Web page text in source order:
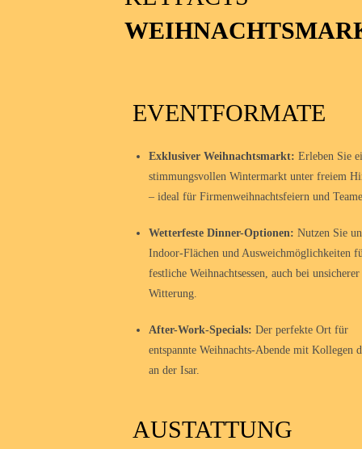
EVENTFORMATE
Exklusiver Weihnachtsmarkt: Erleben Sie
stimmungsvollen Wintermarkt unter freiem
– ideal für Firmenweihnachtsfeiern und
Wetterfeste Dinner-Optionen: Nutzen Sie
Indoor-Flächen und Ausweichmöglichkeiten
festliche Weihnachtsessen, auch bei unsicherer
Witterung.
After-Work-Specials: Der perfekte Ort für
entspannte Weihnachts-Abende mit Kollegen
an der Isar.
AUSTATTUNG